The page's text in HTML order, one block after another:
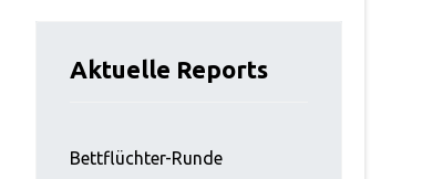
Aktuelle Reports
Bettflüchter-Runde